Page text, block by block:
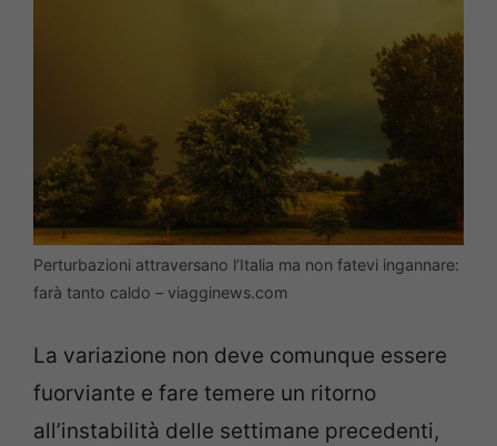
Perturbazioni attraversano l’Italia ma non fatevi ingannare:
farà tanto caldo – viagginews.com
La variazione non deve comunque essere
fuorviante e fare temere un ritorno
all’instabilità delle settimane precedenti,